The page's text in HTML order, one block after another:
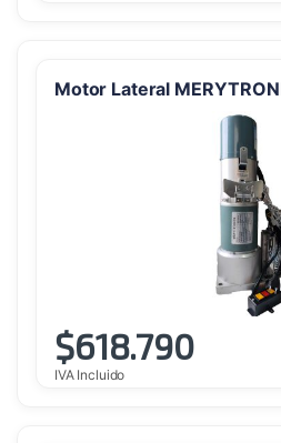
Motor Lateral
$618.790
IVA Incluido